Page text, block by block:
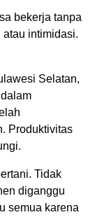
bekerja tanpa
intimidasi.
Selatan,
Produktivitas
Tidak
diganggu
semua karena